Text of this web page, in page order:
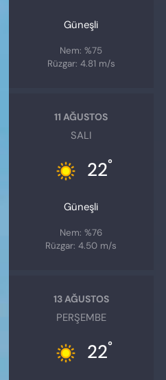
Güneşli
Nem: %75
Rüzgar: 4.81 m/s
11 AĞUSTOS
SALI
22°
Güneşli
Nem: %76
Rüzgar: 4.50 m/s
13 AĞUSTOS
PERŞEMBE
22°